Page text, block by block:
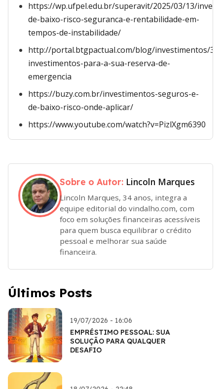
https://wp.ufpel.edu.br/superavit/2025/03/13/
de-baixo-risco-seguranca-e-rentabilidade-em-
tempos-de-instabilidade/
http://portal.btgpactual.com/blog/investimentos/3-
investimentos-para-a-sua-reserva-de-
emergencia
https://buzy.com.br/investimentos-seguros-e-
de-baixo-risco-onde-aplicar/
https://www.youtube.com/watch?v=PizlXgm6390
Sobre o Autor: Lincoln Marques
Lincoln Marques, 34 anos, integra a
equipe editorial do vindalho.com, com
foco em soluções financeiras acessíveis
para quem busca equilibrar o crédito
pessoal e melhorar sua saúde
financeira.
Últimos Posts
19/07/2026 - 16:06
EMPRÉSTIMO PESSOAL: SUA
SOLUÇÃO PARA QUALQUER
DESAFIO